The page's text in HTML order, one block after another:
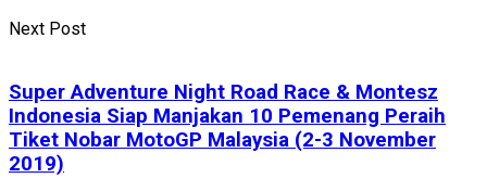
Next Post
Super Adventure Night Road Race & Montesz
Indonesia Siap Manjakan 10 Pemenang Peraih
Tiket Nobar MotoGP Malaysia (2-3 November
2019)